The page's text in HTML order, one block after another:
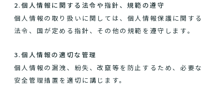
2.個人情報に関する法令や指針、規範の遵守
個人情報の取り扱いに関しては、個人情報保護に関する
法令、国が定める指針、その他の規範を遵守します。
3.個人情報の適切な管理
個人情報の漏洩、紛失、改竄等を防止するため、必要な
安全管理措置を適切に講じます。